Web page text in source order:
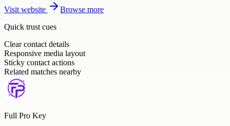
Visit website
Browse more
Quick trust cues
Clear contact details
Responsive media layout
Sticky contact actions
Related matches nearby
Full Pro Key